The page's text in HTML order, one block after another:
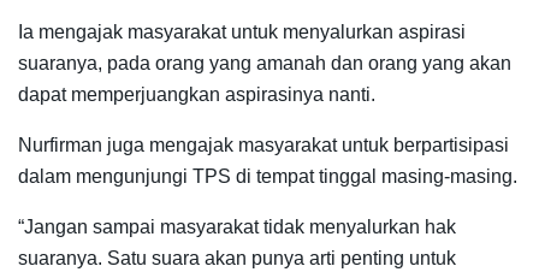
Ia mengajak masyarakat untuk menyalurkan aspirasi
suaranya, pada orang yang amanah dan orang yang akan
dapat memperjuangkan aspirasinya nanti.
Nurfirman juga mengajak masyarakat untuk berpartisipasi
dalam mengunjungi TPS di tempat tinggal masing-masing.
“Jangan sampai masyarakat tidak menyalurkan hak
suaranya. Satu suara akan punya arti penting untuk